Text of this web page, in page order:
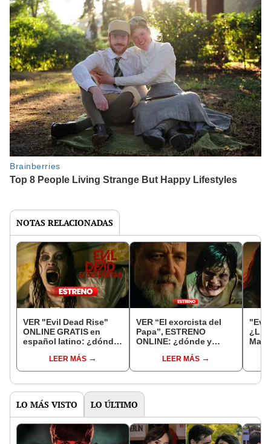
NOTAS RELACIONADAS
VER "Evil Dead Rise"
ONLINE GRATIS en
español latino: ¿dónde
STREAMING?
LEER MÁS
VER “El exorcista del
Papa”, ESTRENO
ONLINE: ¿dónde y
STREAMING la película
de terror?
LEER MÁS
"Evil
LO MÁS VISTO LO ÚLTIMO